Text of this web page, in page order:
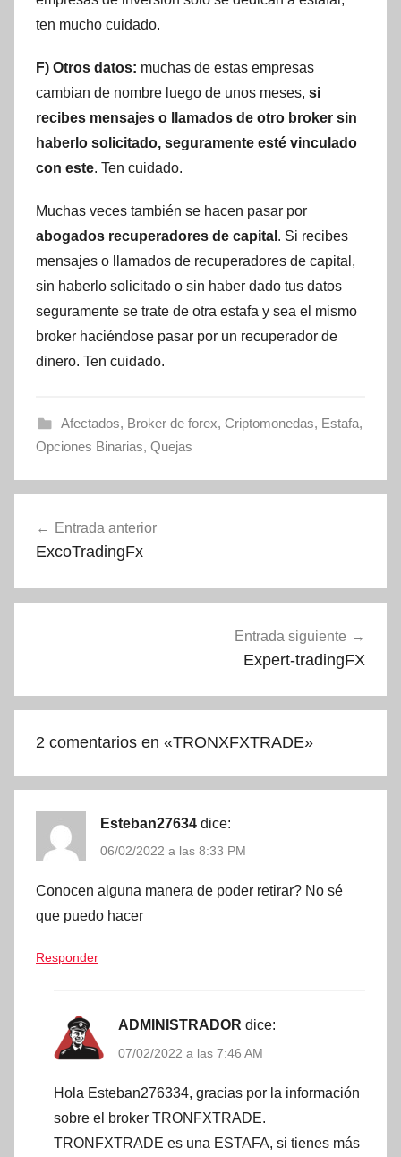
ten mucho cuidado.
F) Otros datos: muchas de estas empresas
cambian de nombre luego de unos meses, si
recibes mensajes o llamados de otro broker sin
haberlo solicitado, seguramente esté vinculado
con este. Ten cuidado.
Muchas veces también se hacen pasar por
abogados recuperadores de capital . Si recibes
mensajes o llamados de recuperadores de capital,
sin haberlo solicitado o sin haber dado tus datos
seguramente se trate de otra estafa y sea el mismo
broker haciéndose pasar por un recuperador de
dinero. Ten cuidado.
Afectados, Broker de forex, Criptomonedas, Estafa,
Opciones Binarias, Quejas
de
Entrada anterior
ExcoTradingFx
Entrada siguiente
Expert-tradingFX
2 comentarios en «TRONXFXTRADE»
Esteban27634 dice:
06/02/2022 a las 8:33 PM
Conocen alguna manera de poder retirar? No sé
que puedo hacer
Responder
ADMINISTRADOR dice:
07/02/2022 a las 7:46 AM
Hola Esteban276334, gracias por la información
sobre el broker TRONFXTRADE.
TRONFXTRADE es una ESTAFA, si tienes más